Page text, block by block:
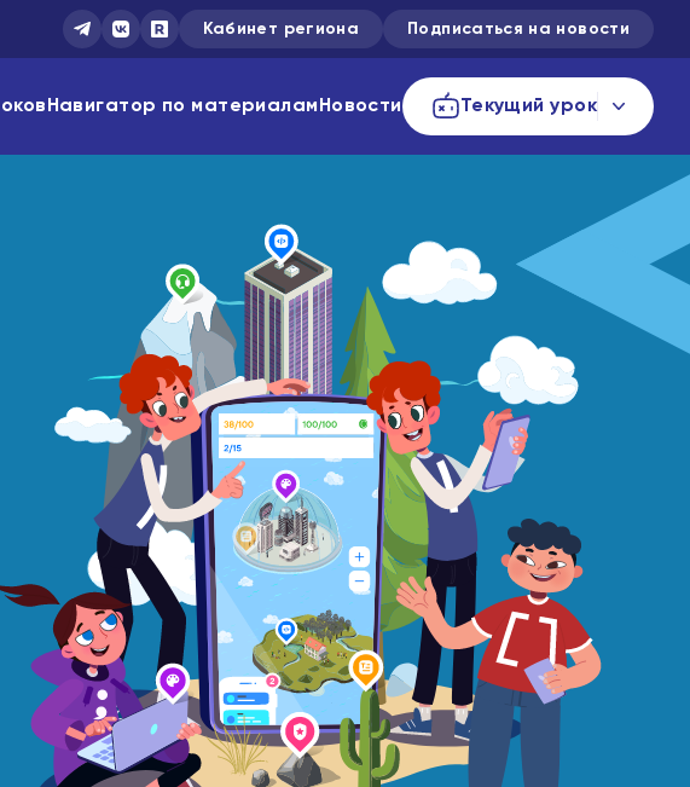
Кабинет региона Подписаться на новости
Навигатор по материалам Новости Текущий урок